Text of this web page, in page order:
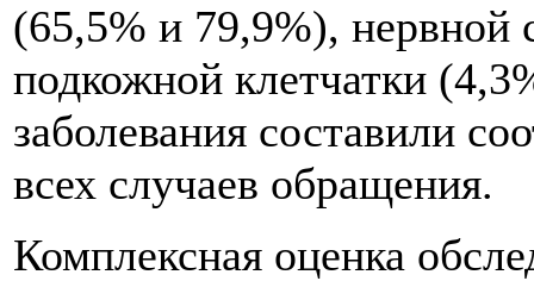
(65,5% и 79,9%),
подкожной клетчатки
заболевания составили
всех случаев обращения.
Комплексная оценка